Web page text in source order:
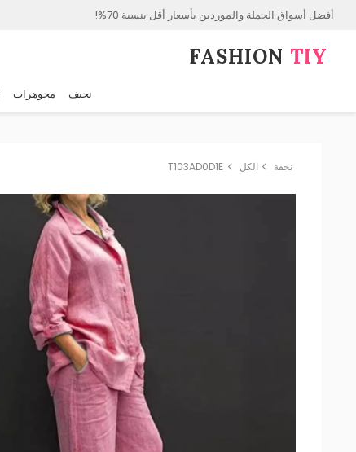
أفضل أسواق الجملة والموردين بأسعار أقل بنسبة 70%!
FASHION⁠ TIY
نحيف مجوهرات
نحفة الكل T103AD0D1E